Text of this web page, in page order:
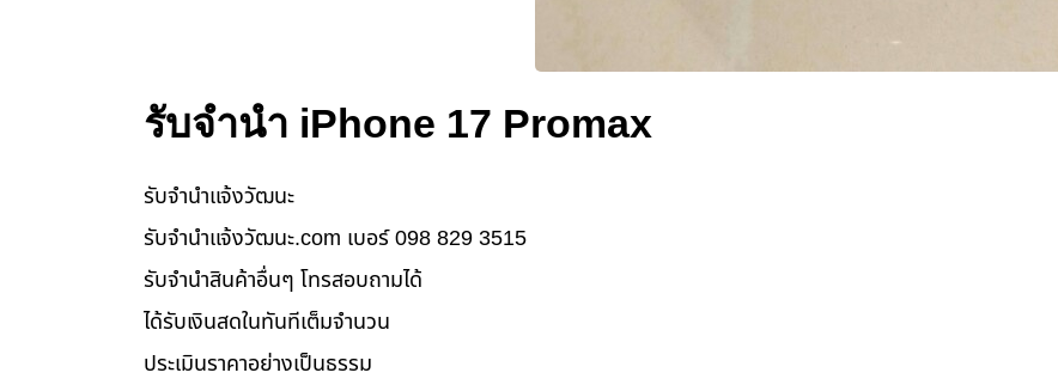
รับจำนำ iPhone 17 Promax
รับจํานําแจ้งวัฒนะ
รับจํานําแจ้งวัฒนะ.com เบอร์ 098 829 3515
รับจำนำสินค้าอื่นๆ โทรสอบถามได้
ได้รับเงินสดในทันทีเต็มจำนวน
ประเมินราคาอย่างเป็นธรรม